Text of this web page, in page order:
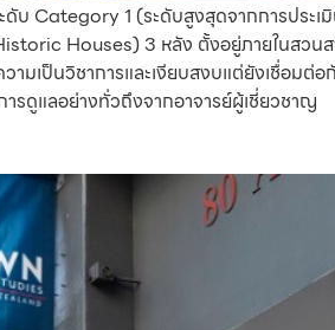
1 (ระดับสูงสุดจากการประเ
Houses) 3 หลัง ตั้งอยู่ภายในสว
เป็นวิชาการและเงียบสงบแต่ยังเชื่อม
รดูแลอย่างทั่วถึงจากอาจารย์ผู้เชี่ยวชาญ